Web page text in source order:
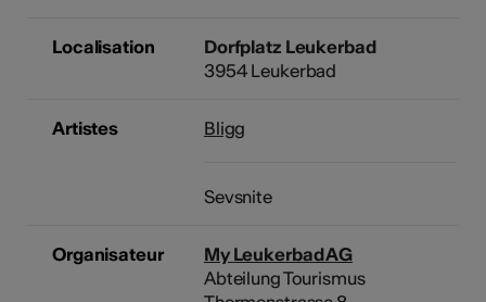
Localisation
Dorfplatz Leukerbad
3954 Leukerbad
Artistes Bligg
Sevsnite
Organisateur
My Leukerbad AG
Abteilung Tourismus